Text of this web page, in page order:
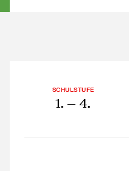
SCHULSTUFE
1. — 4.